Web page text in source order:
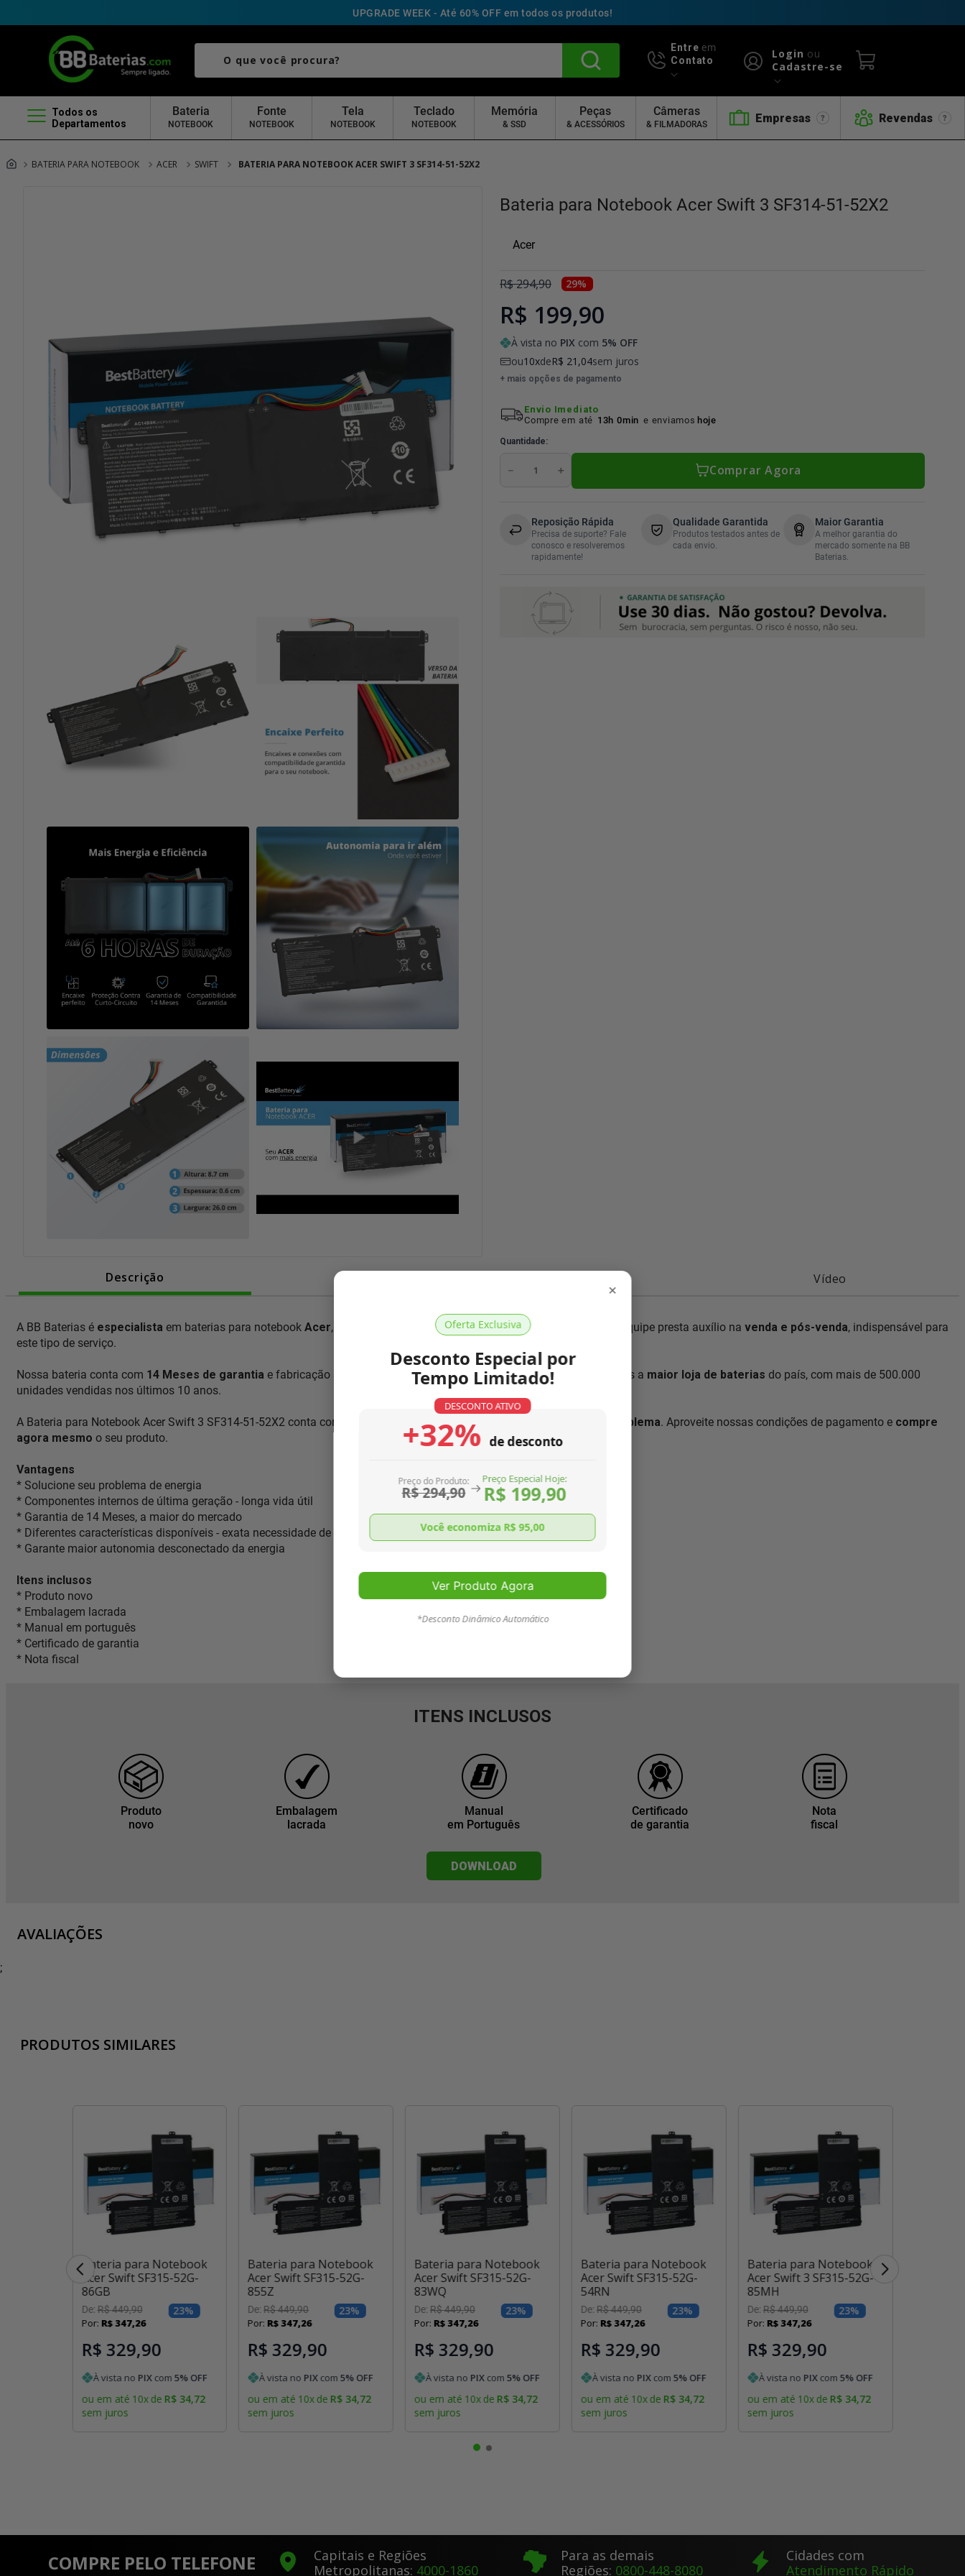
UPGRADE WEEK - Até 60% OFF em todos os produtos!
×
Oferta Exclusiva
Desconto Especial por
Tempo Limitado!
DESCONTO ATIVO
+32% de desconto
Preço do Produto:
R$ 294,90
Preço Especial Hoje:
R$ 199,90
Você economiza R$95,00
Ver Produto Agora
*Desconto Dinâmico Automático
O que você procura? Entre em
Contato
Login ou
Cadastre-se
Todos os
Departamentos
Bateria
NOTEBOOK
Fonte
NOTEBOOK
Tela
NOTEBOOK
Teclado
NOTEBOOK
Memória
& SSD
Peças
& ACESSÓRIOS
Câmeras
& FILMADORAS Empresas Revendas
BATERIA PARA NOTEBOOK ACER SWIFT BATERIA PARA NOTEBOOK ACER SWIFT 3 SF314-51-52X2
Bateria para Notebook Acer Swift 3 SF314-51-52X2
Acer
R$294,90 29%
R$ 199,90
À vista no PIX com 5% OFF
ou10 deR$ 21 ,04sem juros
+ mais opções de pagamento
Envio Imediato
Compre em até 13h 0min e enviamos hoje
Quantidade
＋
－ Comprar Agora
Reposição Rápida
Precisa de suporte? Fale
conosco e resolveremos
rapidamente!
Qualidade Garantida
Produtos testados antes de
cada envio.
Maior Garantia
A melhor garantia do
mercado somente na BB
Baterias.
Descrição Vídeo
A BB Baterias é especialista em baterias para notebook Acer, pois conhecemos nosso produto como ninguém. Nossa equipe presta auxílio na venda e pós-venda, indispensável para
este tipo de serviço.
Nossa bateria conta com 14 Meses de garantia e fabricação segundo normas ISO 9001:2000, única no mercado. Somos a maior loja de baterias do país, com mais de 500.000
unidades vendidas nos últimos 10 anos.
A Bateria para Notebook Acer Swift 3 SF314-51-52X2 conta com as características necessárias para resolver o seu problema. Aproveite nossas condições de pagamento e compre
agora mesmo o seu produto.
Vantagens
* Solucione seu problema de energia
* Componentes internos de última geração - longa vida útil
* Garantia de 14 Meses, a maior do mercado
* Diferentes características disponíveis - exata necessidade de seu aparelho
* Garante maior autonomia desconectado da energia
Itens inclusos
* Produto novo
* Embalagem lacrada
* Manual em português
* Certificado de garantia
* Nota fiscal
ITENS INCLUSOS
Produto
novo
Embalagem
lacrada
Manual
em Português
DOWNLOAD
Certificado
de garantia
Nota
fiscal
AVALIAÇÕES
;
PRODUTOS SIMILARES
Bateria para Notebook
Acer Swift SF315-52G-
86GB
De:R$449,90 23%
Por: R$ 347,26
R$ 329,90
À vista no PIXcom 5% OFF
ou em até 10xde R$ 34,72
sem juros
Bateria para Notebook
Acer Swift SF315-52G-
855Z
De:R$449,90 23%
Por: R$ 347,26
R$ 329,90
À vista no PIXcom5% OFF
ou em até 10xde R$ 34,72
sem juros
Bateria para Notebook
Acer Swift SF315-52G-
83WQ
De:R$449,90 23%
Por: R$ 347,26
R$ 329,90
À vista no PIXcom5% OFF
ou em até 10xde R$ 34,72
sem juros
Bateria para Notebook
Acer Swift SF315-52G-
54RN
De: R$449,90 23%
Por: R$ 347,26
R$ 329,90
À vista no PIXcom 5% OFF
ou em até 10xde R$ 34,72
sem juros
Bateria para Notebook
Acer Swift 3 SF315-52G-
85MH
De: R$449,90 23%
Por: R$ 347,26
R$ 329,90
À vista no PIXcom 5% OFF
ou em até 10xde R$ 34,72
sem juros
COMPRE PELO TELEFONE
Capitais e Regiões
Metropolitanas: 4000-1860
Para as demais
Regiões: 0800-448-8080
Cidades com
Atendimento Rápido